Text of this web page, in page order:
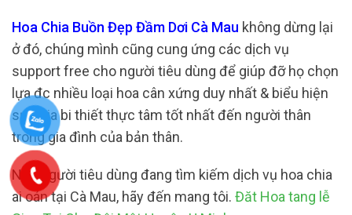
Hoa Chia Buồn Đẹp Đầm Dơi Cà Mau không dừng lại
ở đó, chúng mình cũng cung ứng các dịch vụ
support free cho người tiêu dùng để giúp đỡ họ chọn
lựa đc nhiều loại hoa cân xứng duy nhất & biểu hiện
sự chia bi thiết thực tâm tốt nhất đến người thân
trong gia đình của bản thân.
Nếu người tiêu dùng đang tìm kiếm dịch vụ hoa chia
ai oán tại Cà Mau, hãy đến mang tôi. Đăt Hoa tang lễ